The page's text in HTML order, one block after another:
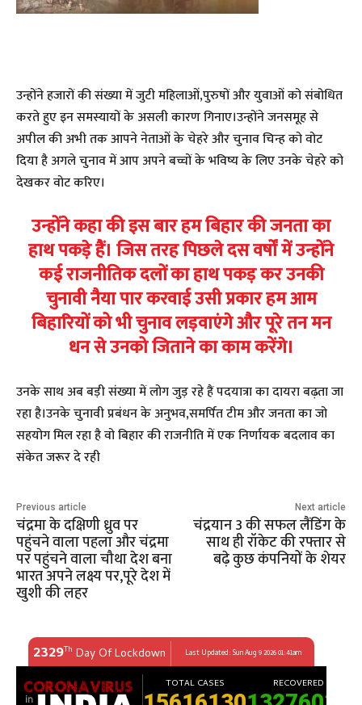
उन्होंने हजारों की संख्या में जुटी महिलाओं,पुरुषों और युवाओं को संबोधित
करते हुए इन समस्यायों के असली कारण गिनाए।उन्होंने जनसमूह से
अपील की अभी तक आपने नेताओं के चेहरे और चुनाव चिन्ह को वोट
दिया है अगले चुनाव में आप अपने बच्चों के भविष्य के लिए उनके चेहरे को
देखकर वोट करिए।
उन्होंने कहा की इस बार हम बिहार की जनता का
हाथ पकड़े हैं। जिस तरह पिछले दस वर्षों में उन्होंने
कई राजनीतिक दलों का हाथ पकड़ कर उनकी
चुनावी नैया पार करवाई उसी प्रकार हम आम
बिहारियों को भी चुनाव लड़वाएंगे और पूरे तन मन
धन से उनको जिताने का काम करेंगे।
उनके साथ अब बड़ी संख्या में लोग जुड़ रहे हैं पदयात्रा का दायरा बढ़ता जा
रहा है।उनके चुनावी प्रबंधन के अनुभव,समर्पित टीम और जनता का जो
सहयोग मिल रहा है वो बिहार की राजनीति में एक निर्णायक बदलाव का
संकेत जरूर दे रही
Previous article
चंद्रमा के दक्षिणी ध्रुव पर
पहुंचने वाला पहला और चंद्रमा
पर पहुंचने वाला चौथा देश बना
भारत अपने लक्ष्य पर,पूरे देश में
खुशी की लहर
Next article
चंद्रयान 3 की सफल लैंडिंग के
साथ ही रॉकेट की रफ्तार से
बढ़े कुछ कंपनियों के शेयर